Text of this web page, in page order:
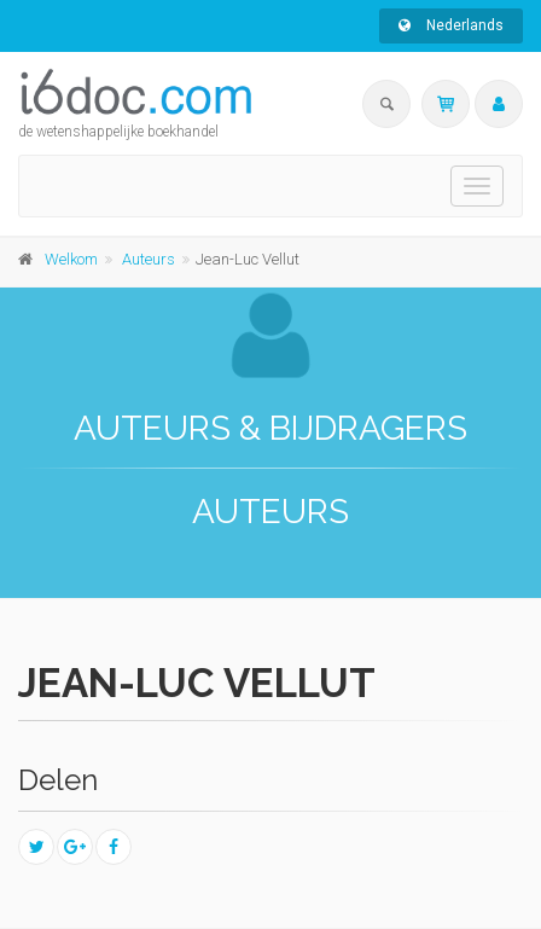
Nederlands
de wetenshappelijke boekhandel
Toggle
Welkom Auteurs Jean-Luc Vellut
AUTEURS & BIJDRAGERS
AUTEURS
JEAN-LUC VELLUT
Delen